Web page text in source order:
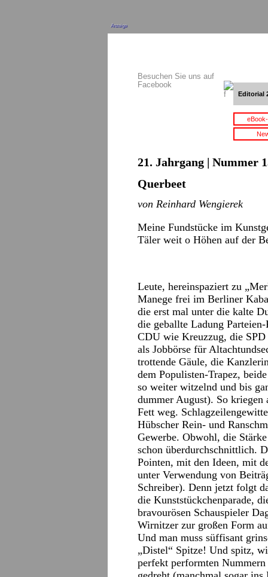
Anzeige
Besuchen Sie uns auf
Facebook
Editorial
21. Jahrgang | Nummer
Querbeet
von Reinhard Wengierek
Meine Fundstücke im
Täler weit o Höhen auf der
Leute, hereinspaziert zu
Manege frei im Berliner
die erst mal unter die kalte
die geballte Ladung
CDU wie Kreuzzug, die
als Jobbörse für
trottende Gäule, die
dem Populisten-Trapez,
so weiter witzelnd und bis
dummer August). So
Fett weg.
Hübscher Rein- und
Gewerbe. Obwohl, die
schon überdurchschnittlich.
Pointen, mit den Ideen, mit
unter Verwendung von
Schreiber). Denn jetzt folgt
die Kunststückchenparade,
bravourösen Schauspieler
Wirnitzer zur großen Form
Und man muss süffisant
„Distel“ Spitze! Und spitz,
perfekt performten